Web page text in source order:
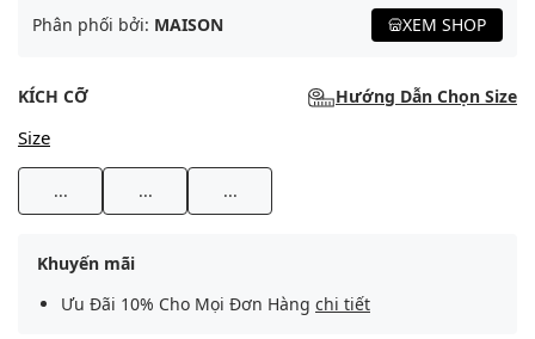
Phân phối bởi: MAISON XEM SHOP
KÍCH CỠ Hướng Dẫn Chọn Size
Size
... ... ...
Khuyến mãi
Ưu Đãi 10% Cho Mọi Đơn Hàng chi tiết